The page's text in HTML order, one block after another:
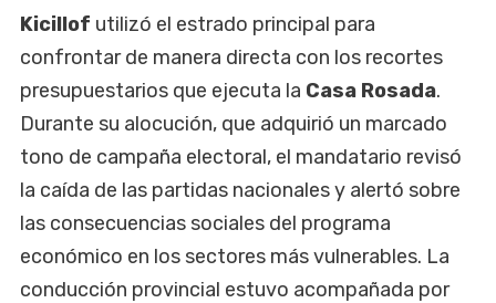
Kicillof utilizó el estrado principal para
confrontar de manera directa con los recortes
presupuestarios que ejecuta la Casa Rosada.
Durante su alocución, que adquirió un marcado
tono de campaña electoral, el mandatario revisó
la caída de las partidas nacionales y alertó sobre
las consecuencias sociales del programa
económico en los sectores más vulnerables. La
conducción provincial estuvo acompañada por